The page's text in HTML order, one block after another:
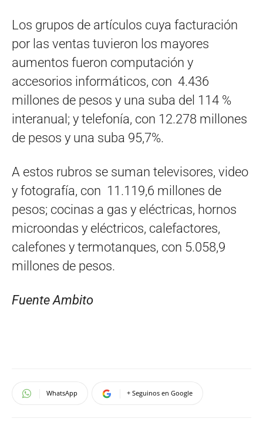
Los grupos de artículos cuya facturación
por las ventas tuvieron los mayores
aumentos fueron computación y
accesorios informáticos, con 4.436
millones de pesos y una suba del 114 %
interanual; y telefonía, con 12.278 millones
de pesos y una suba 95,7%.
A estos rubros se suman televisores, video
y fotografía, con 11.119,6 millones de
pesos; cocinas a gas y eléctricas, hornos
microondas y eléctricos, calefactores,
calefones y termotanques, con 5.058,9
millones de pesos.
Fuente Ambito
WhatsApp + Seguinos en Google